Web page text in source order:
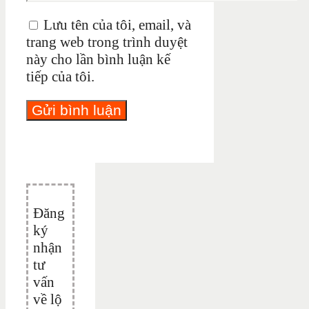
Lưu tên của tôi, email, và
trang web trong trình duyệt
này cho lần bình luận kế
tiếp của tôi.
Đăng
ký
nhận
tư
vấn
về lộ